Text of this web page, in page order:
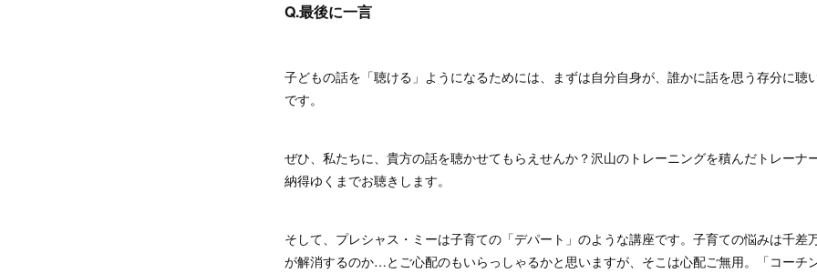
Q.最後に一言
子どもの話を「聴ける」ようになるためには、まずは自分自身が、誰かに話を思う存分に聴
です。
ぜひ、私たちに、貴方の話を聴かせてもらえせんか？沢山のトレーニングを積んだトレーナ
納得ゆくまでお聴きします。
そして、プレシャス・ミーは子育ての「デパート」のような講座です。子育ての悩みは千差
が解消するのか…とご心配のもいらっしゃるかと思いますが、そこは心配ご無用。「コーチ